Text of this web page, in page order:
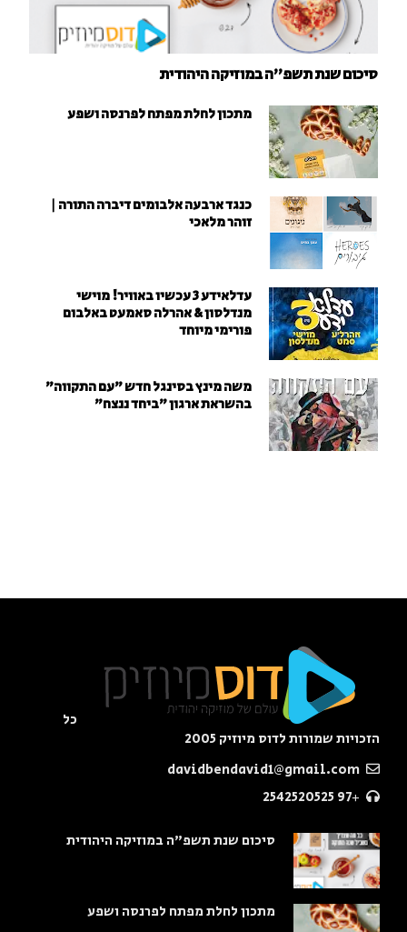
סיכום שנת תשפ"ה במוזיקה היהודית
מתכון לחלת מפתח לפרנסה ושפע
כנגד ארבעה אלבומים דיברה התורה |
זוהר מלאכי
עדלאידע 3 עכשיו באוויר! מוישי
מנדלסון & אהרלה סאמעט באלבום
פורימי מיוחד
משה מינץ בסינגל חדש ״עם התקווה״
בהשראת ארגון "ביחד ננצח"
כל
הזכויות שמורות לדוס מיוזיק 2005
+97 2542520525
סיכום שנת תשפ"ה במוזיקה היהודית
מתכון לחלת מפתח לפרנסה ושפע